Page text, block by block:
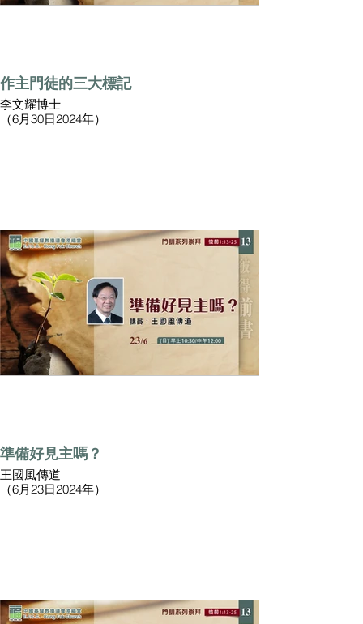
作主門徒的三大標記
李文耀博士
（6月30日2024年）
準備好見主嗎？
王國風傳道
（6月23日2024年）